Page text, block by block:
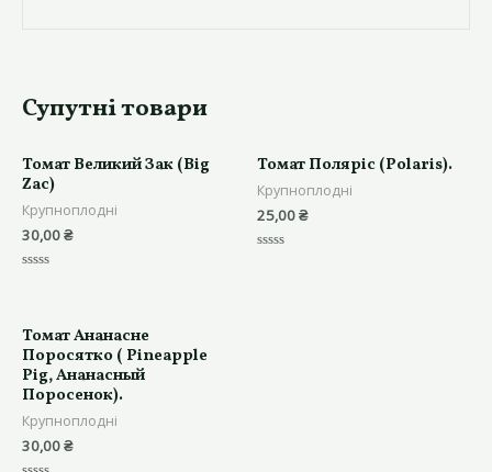
Супутні товари
Томат Великий Зак (Big
Zac)
Крупноплодні
30,00₴
5
Томат Поляріс (Polaris).
Крупноплодні
25,00₴
Томат Ананасне
Поросятко ( Pineapple
Pig, Ананасный
Поросенок).
Крупноплодні
30,00₴